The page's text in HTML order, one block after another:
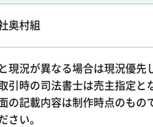
奥村組
現況が異なる場合は現況優先
引時の司法書士は売主指定と
の記載内容は制作時点のもの
さい。